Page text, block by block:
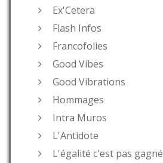
Ex'Cetera
Flash Infos
Francofolies
Good Vibes
Good Vibrations
Hommages
Intra Muros
L'Antidote
L'égalité c'est pas gagné